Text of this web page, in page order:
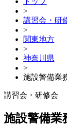
>
講習会・研
>
関東地方
>
神奈川県
>
施設警備業
講習会・研修会
施設警備業